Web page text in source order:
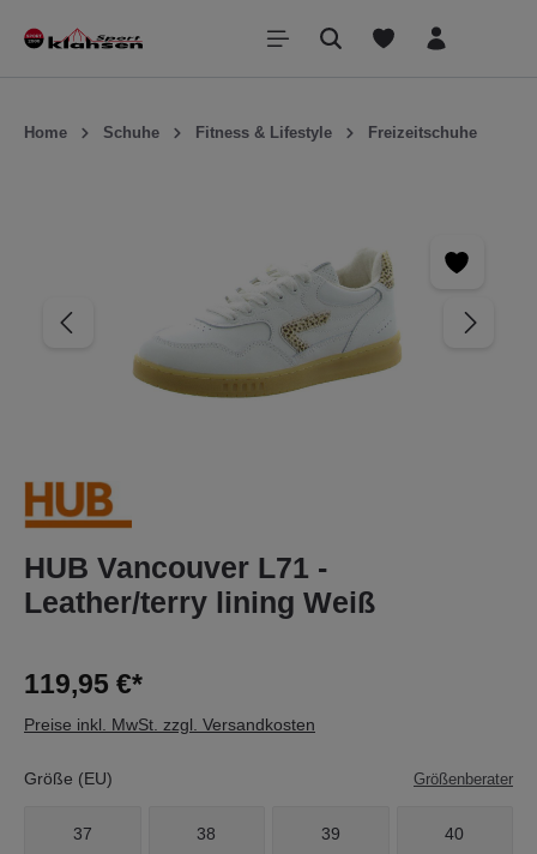
springen
Home Schuhe Fitness & Lifestyle Freizeitschuhe
HUB Vancouver L71 -
Leather/terry lining Weiß
119,95 €*
Preise inkl. MwSt. zzgl. Versandkosten
Größe (EU) Größenberater
37 38 39 40